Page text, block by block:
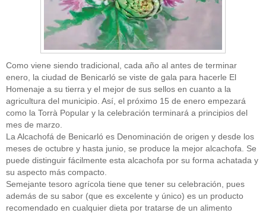
Como viene siendo tradicional, cada año al antes de terminar
enero, la ciudad de Benicarló se viste de gala para hacerle El
Homenaje a su tierra y el mejor de sus sellos en cuanto a la
agricultura del municipio. Así, el próximo 15 de enero empezará
como la Torrà Popular y la celebración terminará a principios del
mes de marzo.
La Alcachofá de Benicarló es Denominación de origen y desde los
meses de octubre y hasta junio, se produce la mejor alcachofa. Se
puede distinguir fácilmente esta alcachofa por su forma achatada y
su aspecto más compacto.
Semejante tesoro agrícola tiene que tener su celebración, pues
además de su sabor (que es excelente y único) es un producto
recomendado en cualquier dieta por tratarse de un alimento